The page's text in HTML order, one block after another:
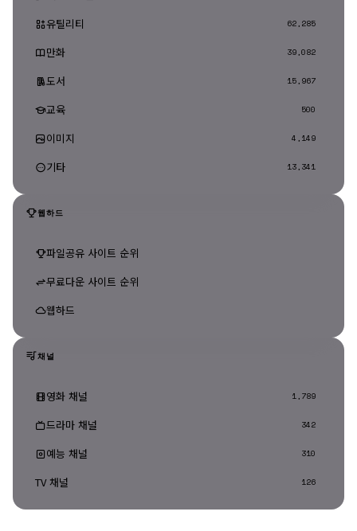
유틸리티 62,285
만화 39,082
도서 15,967
교육 500
이미지 4,149
기타 13,341
웹하드
파일공유 사이트 순위
무료다운 사이트 순위
웹하드
채널
영화 채널 1,789
드라마 채널 342
예능 채널 310
TV 채널 126